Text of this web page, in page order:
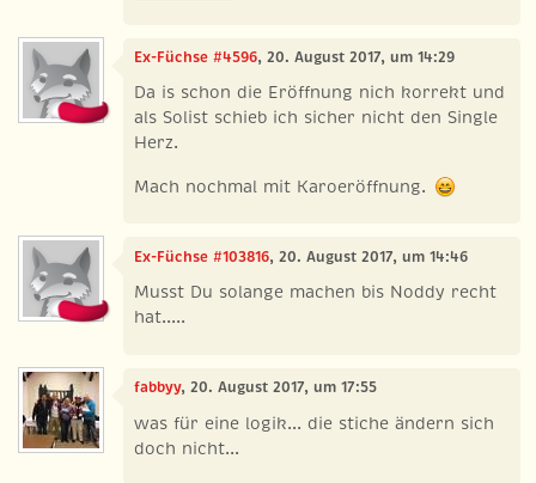
Ex-Füchse #4596, 20. August 2017, um 14:29
Da is schon die Eröffnung nich korrekt und
als Solist schieb ich sicher nicht den Single
Herz.
Mach nochmal mit Karoeröffnung.
Ex-Füchse #103816, 20. August 2017, um 14:46
Musst Du solange machen bis Noddy recht
hat.....
fabbyy, 20. August 2017, um 17:55
was für eine logik... die stiche ändern sich
doch nicht...